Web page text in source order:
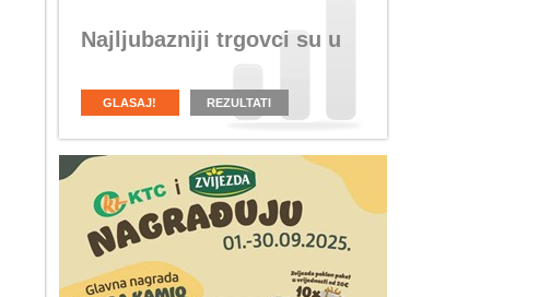
Najljubazniji trgovci su u
GLASAJ! REZULTATI